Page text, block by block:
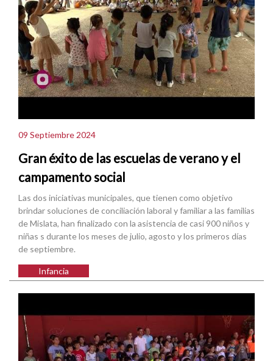
09 Septiembre 2024
Gran éxito de las escuelas de verano y el
campamento social
Las dos iniciativas municipales, que tienen como objetivo
brindar soluciones de conciliación laboral y familiar a las familias
de Mislata, han finalizado con la asistencia de casi 900 niños y
niñas s durante los meses de julio, agosto y los primeros días
de septiembre.
Infancia